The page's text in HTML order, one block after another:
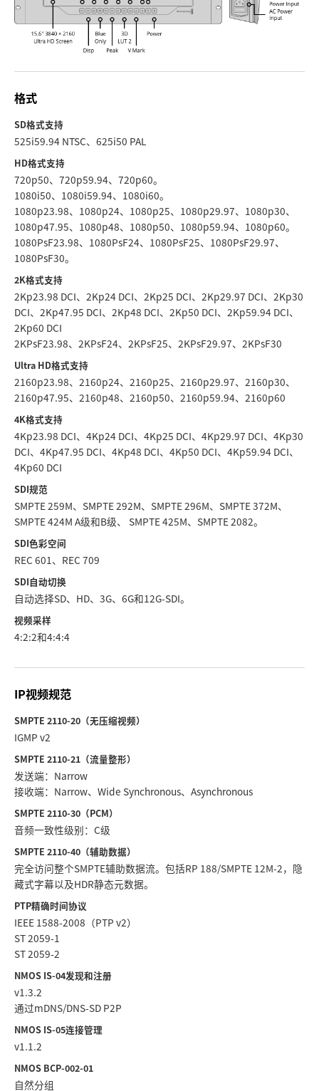
格式
SD格式支持
525i59.94 NTSC、625i50 PAL
HD格式支持
720p50、720p59.94、720p60。
1080i50、1080i59.94、1080i60。
1080p23.98、1080p24、1080p25、1080p29.97、1080p30、
1080p47.95、1080p48、1080p50、1080p59.94、1080p60。
1080PsF23.98、1080PsF24、1080PsF25、1080PsF29.97、
1080PsF30。
2K格式支持
2Kp23.98 DCI、2Kp24 DCI、2Kp25 DCI、2Kp29.97 DCI、2Kp30
DCI、2Kp47.95 DCI、2Kp48 DCI、2Kp50 DCI、2Kp59.94 DCI、
2Kp60 DCI
2KPsF23.98、2KPsF24、2KPsF25、2KPsF29.97、2KPsF30
Ultra HD格式支持
2160p23.98、2160p24、2160p25、2160p29.97、2160p30、
2160p47.95、2160p48、2160p50、2160p59.94、2160p60
4K格式支持
4Kp23.98 DCI、4Kp24 DCI、4Kp25 DCI、4Kp29.97 DCI、4Kp30
DCI、4Kp47.95 DCI、4Kp48 DCI、4Kp50 DCI、4Kp59.94 DCI、
4Kp60 DCI
SDI规范
SMPTE 259M、SMPTE 292M、SMPTE 296M、SMPTE 372M、
SMPTE 424M A级和B级、 SMPTE 425M、SMPTE 2082。
SDI色彩空间
REC 601、REC 709
SDI自动切换
自动选择SD、HD、3G、6G和12G-SDI。
视频采样
4:2:2和4:4:4
IP视频规范
SMPTE 2110-20（无压缩视频）
IGMP v2
SMPTE 2110-21（流量整形）
发送端：Narrow
接收端：Narrow、Wide Synchronous、Asynchronous
SMPTE 2110-30（PCM）
音频一致性级别：C级
SMPTE 2110-40（辅助数据）
完全访问整个SMPTE辅助数据流。包括RP 188/SMPTE 12M-2，隐
藏式字幕以及HDR静态元数据。
PTP精确时间协议
IEEE 1588-2008（PTP v2）
ST 2059-1
ST 2059-2
NMOS IS-04发现和注册
v1.3.2
通过mDNS/DNS-SD P2P
NMOS IS-05连接管理
v1.1.2
NMOS BCP-002-01
自然分组